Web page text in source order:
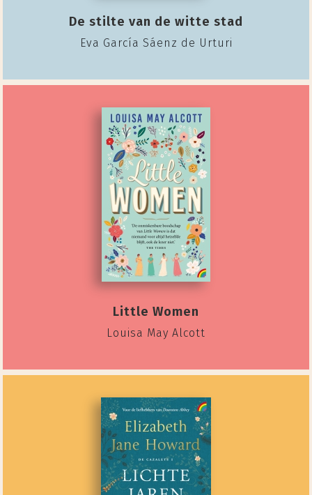
De stilte van de witte stad
Eva García Sáenz de Urturi
Little Women
Louisa May Alcott